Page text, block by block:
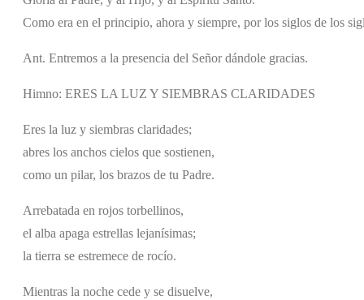
Como era en el principio, ahora y siempre, por los siglos de los
Ant. Entremos a la presencia del Señor dándole gracias.
Himno: ERES LA LUZ Y SIEMBRAS CLARIDADES
Eres la luz y siembras claridades;
abres los anchos cielos que sostienen,
como un pilar, los brazos de tu Padre.
Arrebatada en rojos torbellinos,
el alba apaga estrellas lejanísimas;
la tierra se estremece de rocío.
Mientras la noche cede y se disuelve,